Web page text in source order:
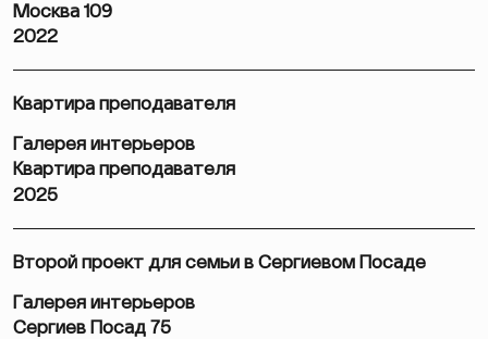
Москва 109
2022
Квартира преподавателя
Галерея интерьеров
Квартира преподавателя
2025
Второй проект для семьи в Сергиевом Посаде
Галерея интерьеров
Сергиев Посад 75